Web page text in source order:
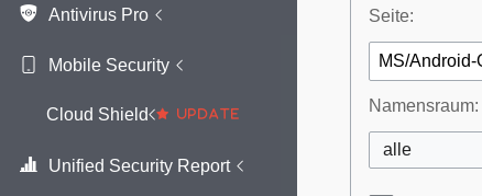
Antivirus Pro
Mobile Security
Cloud Shield
Unified Security Report
Seite:
Namensraum:
alle